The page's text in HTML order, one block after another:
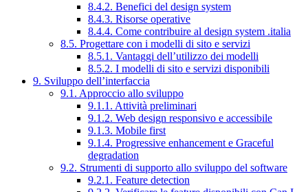
8.4.2. Benefici del design system
8.4.3. Risorse operative
8.4.4. Come contribuire al design system .italia
8.5. Progettare con i modelli di sito e servizi
8.5.1. Vantaggi dell’utilizzo dei modelli
8.5.2. I modelli di sito e servizi disponibili
9. Sviluppo dell’interfaccia
9.1. Approccio allo sviluppo
9.1.1. Attività preliminari
9.1.2. Web design responsivo e accessibile
9.1.3. Mobile first
9.1.4. Progressive enhancement e Graceful
degradation
9.2. Strumenti di supporto allo sviluppo del software
9.2.1. Feature detection